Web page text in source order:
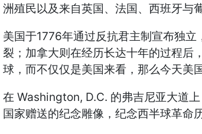
洲殖民以及来自英国、法国、西班牙与
美国于1776年通过反抗君主制宣布独立
裂；加拿大则在经历长达十年的过程后
球，而不仅仅是美国来看，那么今天美
在 Washington, D.C. 的弗吉尼亚大道
国家赠送的纪念雕像，纪念西半球革命